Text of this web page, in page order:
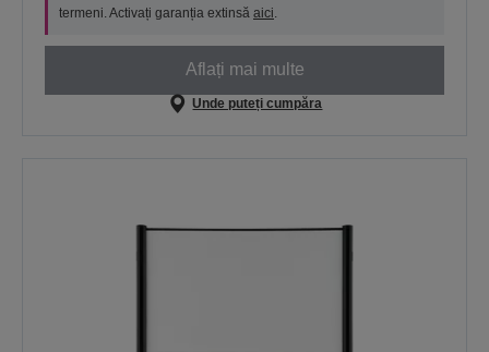
termeni. Activați garanția extinsă aici
Aflați mai multe
Unde puteți cumpăra